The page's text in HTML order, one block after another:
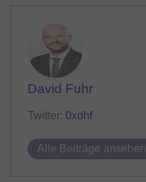
David Fuhr
Twitter: 0xdhf
Alle Beiträge ansehen